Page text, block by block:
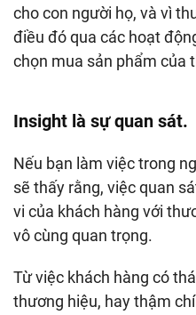
cho con người họ, và vì
điều đó qua các hoạt
chọn mua sản phẩm của
Insight là sự quan sát.
Nếu bạn làm việc trong
sẽ thấy rằng, việc quan
vi của khách hàng với
vô cùng quan trọng.
Từ việc khách hàng có
thương hiệu, hay thậm